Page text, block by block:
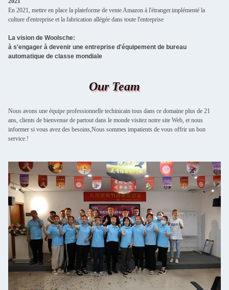
En 2021, mettre en place la plateforme de vente Amazon à l'étranger.implémenté la
culture d'entreprise et la fabrication allégée dans toute l'entreprise
La vision de Woolsche:
à s'engager à devenir une entreprise d'équipement de bureau
automatique de classe mondiale
Our Team
Nous avons une équipe professionnelle techinicain tous dans ce domaine plus de 21
ans, clients de bienvenue de partout dans le monde visitez notre site Web, et nous
informer si vous avez des besoins,Nous sommes impatients de vous offrir un bon
service.!